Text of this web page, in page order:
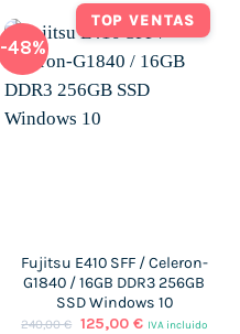
-48%
TOP VENTAS
Fujitsu E410 SFF / Celeron-
G1840 / 16GB DDR3 256GB
SSD Windows 10
240,00€ El
125,00 €ElIVA incluido